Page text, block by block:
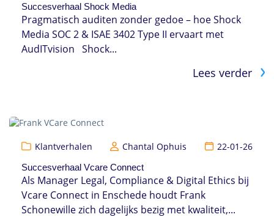
Succesverhaal Shock Media
Pragmatisch auditen zonder gedoe – hoe Shock
Media SOC 2 & ISAE 3402 Type II ervaart met
AudITvision Shock...
Lees verder
Klantverhalen Chantal Ophuis 22-01-26
Succesverhaal Vcare Connect
Als Manager Legal, Compliance & Digital Ethics bij
Vcare Connect in Enschede houdt Frank
Schonewille zich dagelijks bezig met kwaliteit,...